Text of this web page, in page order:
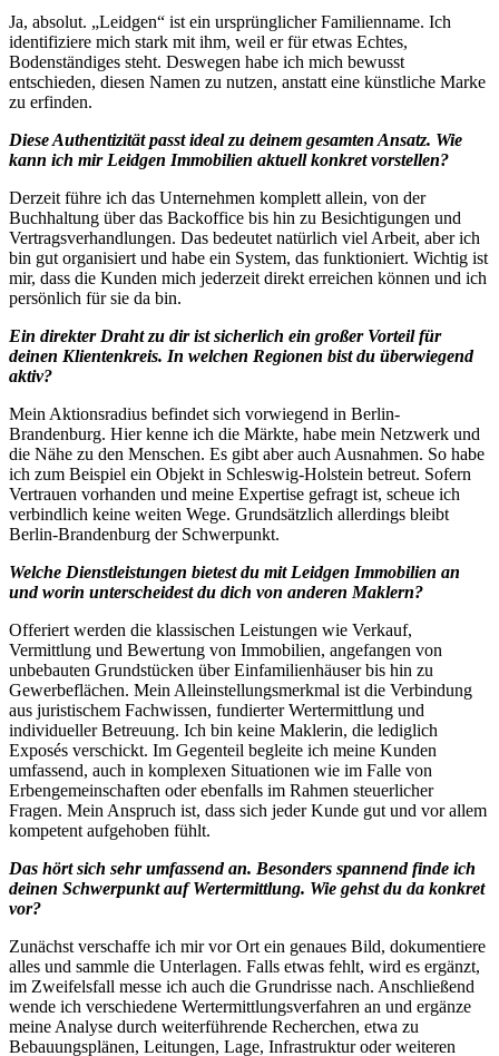
Ja, absolut. „Leidgen“ ist ein ursprünglicher Familienname. Ich
identifiziere mich stark mit ihm, weil er für etwas Echtes,
Bodenständiges steht. Deswegen habe ich mich bewusst
entschieden, diesen Namen zu nutzen, anstatt eine künstliche Marke
zu erfinden.
Diese Authentizität passt ideal zu deinem gesamten Ansatz. Wie
kann ich mir Leidgen Immobilien aktuell konkret vorstellen?
Derzeit führe ich das Unternehmen komplett allein, von der
Buchhaltung über das Backoffice bis hin zu Besichtigungen und
Vertragsverhandlungen. Das bedeutet natürlich viel Arbeit, aber ich
bin gut organisiert und habe ein System, das funktioniert. Wichtig ist
mir, dass die Kunden mich jederzeit direkt erreichen können und ich
persönlich für sie da bin.
Ein direkter Draht zu dir ist sicherlich ein großer Vorteil für
deinen Klientenkreis. In welchen Regionen bist du überwiegend
aktiv?
Mein Aktionsradius befindet sich vorwiegend in Berlin-
Brandenburg. Hier kenne ich die Märkte, habe mein Netzwerk und
die Nähe zu den Menschen. Es gibt aber auch Ausnahmen. So habe
ich zum Beispiel ein Objekt in Schleswig-Holstein betreut. Sofern
Vertrauen vorhanden und meine Expertise gefragt ist, scheue ich
verbindlich keine weiten Wege. Grundsätzlich allerdings bleibt
Berlin-Brandenburg der Schwerpunkt.
Welche Dienstleistungen bietest du mit Leidgen Immobilien an
und worin unterscheidest du dich von anderen Maklern?
Offeriert werden die klassischen Leistungen wie Verkauf,
Vermittlung und Bewertung von Immobilien, angefangen von
unbebauten Grundstücken über Einfamilienhäuser bis hin zu
Gewerbeflächen. Mein Alleinstellungsmerkmal ist die Verbindung
aus juristischem Fachwissen, fundierter Wertermittlung und
individueller Betreuung. Ich bin keine Maklerin, die lediglich
Exposés verschickt. Im Gegenteil begleite ich meine Kunden
umfassend, auch in komplexen Situationen wie im Falle von
Erbengemeinschaften oder ebenfalls im Rahmen steuerlicher
Fragen. Mein Anspruch ist, dass sich jeder Kunde gut und vor allem
kompetent aufgehoben fühlt.
Das hört sich sehr umfassend an. Besonders spannend finde ich
deinen Schwerpunkt auf Wertermittlung. Wie gehst du da konkret
vor?
Zunächst verschaffe ich mir vor Ort ein genaues Bild, dokumentiere
alles und sammle die Unterlagen. Falls etwas fehlt, wird es ergänzt,
im Zweifelsfall messe ich auch die Grundrisse nach. Anschließend
wende ich verschiedene Wertermittlungsverfahren an und ergänze
meine Analyse durch weiterführende Recherchen, etwa zu
Bebauungsplänen, Leitungen, Lage, Infrastruktur oder weiteren